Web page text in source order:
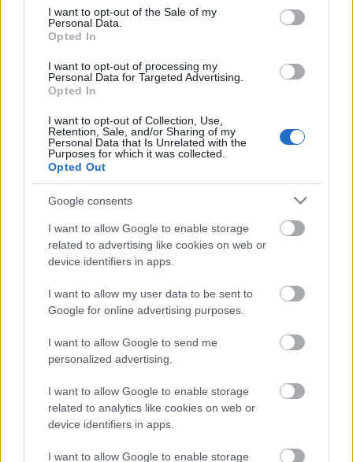
consent section.
I want to opt-out of the Sale of my
Personal Data.
Opted In
I want to opt-out of processing my
Personal Data for Targeted Advertising.
Opted In
I want to opt-out of Collection, Use,
Retention, Sale, and/or Sharing of my
Personal Data that Is Unrelated with the
Purposes for which it was collected.
Opted Out
Google consents
I want to allow Google to enable storage
related to advertising like cookies on web or
device identifiers in apps.
I want to allow my user data to be sent to
Google for online advertising purposes.
I want to allow Google to send me
personalized advertising.
I want to allow Google to enable storage
related to analytics like cookies on web or
device identifiers in apps.
I want to allow Google to enable storage
Szervusz Kedves Olvasó ! Biztosan várod már a
szüret alakulásáról a híreket, amiket ígértem. Kicsit
késtem vele, de nem akartam írni minden szüretről
egyesével két ok miatt: 1.: Jobb ezt egyszerre
olvasnod, sokkal könnyebb egy átfogó képed
látnod az…
Nyílt nap a Degenfeldnél !
Wine T. Ester•2007. október 03.
Palack írásai a borokról
Wine T. Ester•2007. október 03.
4 x 4 Tokaji Furmint - második négyes A második
körre nagy várakozással tekintettem. Bormustra
csúcsbor egy izgalmas rejtőzködő (bár nem 7x7-es)
mádi borásztól. Tokaj egyik fiatal üstökösének,
sokak kedvencének birtokbora. Aztán a legnagyobb
tokaji név Szepsy,…
Borcsodák Tokaj-Hegyaljáról
Wine T. Ester•2007. szeptember 06.